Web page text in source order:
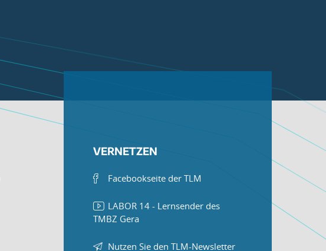
VERNETZEN
Facebookseite der TLM
LABOR 14 - Lernsender des
TMBZ Gera
Nutzen Sie den TLM-Newsletter